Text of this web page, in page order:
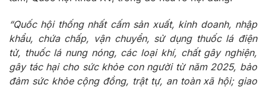
“Quốc hội thống nhất cấm sản xuất, kinh doanh, nhập
khẩu, chứa chấp, vận chuyển, sử dụng thuốc lá điện
tử, thuốc lá nung nóng, các loại khí, chất gây nghiện,
gây tác hại cho sức khỏe con người từ năm 2025, bảo
đảm sức khỏe cộng đồng, trật tự, an toàn xã hội; giao